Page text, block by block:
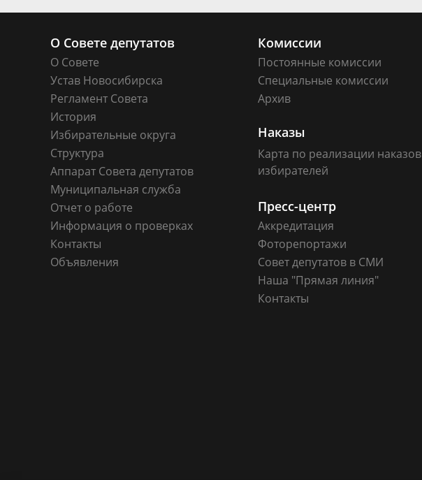
О Совете депутатов
О Совете
Устав Новосибирска
Регламент Совета
История
Избирательные округа
Структура
Аппарат Совета депутатов
Муниципальная служба
Отчет о работе
Информация о проверках
Контакты
Объявления
Комиссии
Постоянные комиссии
Специальные комиссии
Архив
Наказы
Карта по реализации наказов
избирателей
Пресс-центр
Аккредитация
Фоторепортажи
Совет депутатов в СМИ
Наша "Прямая линия"
Контакты